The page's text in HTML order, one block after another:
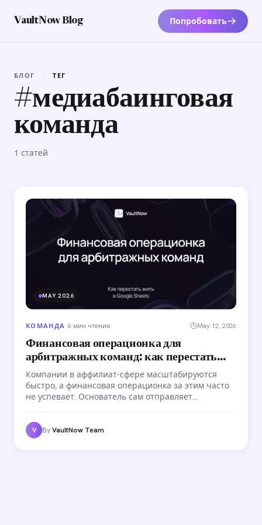
VaultNow Blog Попробовать
БЛОГ ТЕГ
#медиабаинговая
команда
1 статей
MAY 2026
КОМАНДА· 6 мин чтения May 12, 2026
Финансовая операционка для
арбитражных команд: как перестать
жить в Google Sheets
Компании в аффилиат-сфере масштабируются
быстро, а финансовая операционка за этим часто
не успевает. Основатель сам отправляет
в Google Sheets к системным процессам выплат,
учёта и контроля.
V ByVaultNow Team